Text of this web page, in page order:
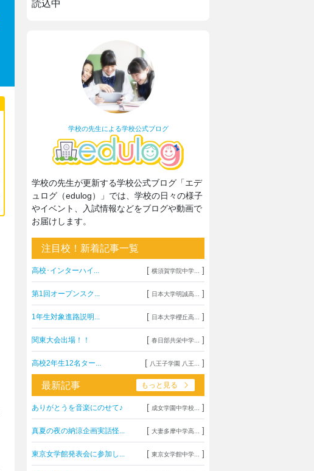
読込中
学校の先生による学校公式ブログ
学校の先生が更新する学校公式ブログ「エデ
ュログ（edulog）」では、学校の日々の様子
やイベント、入試情報などをブログや動画で
お届けします。
注目校！新着記事一覧
高校･インターハイ... [ 横須賀学院中学... ]
第1回オープンスク... [ 日本大学明誠高... ]
1年生対象進路説明... [ 日本大学櫻丘高... ]
関東大会出場！！ [ 春日部共栄中学... ]
高校2年生12名ター... [ 八王子学園 八王... ]
最新記事 もっと見る
ありがとうを音楽にのせて♪ [ 成女学園中学校... ]
真夏の夜の納涼企画実話怪... [ 大妻多摩中学高... ]
東京女学館発表会に参加し... [ 東京女学館中学... ]